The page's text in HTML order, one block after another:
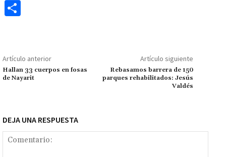
o
k
p
p
ge
r
m Li
n
k
p
ar
Artículo anterior
Hallan 33 cuerpos en fosas
de Nayarit
Artículo siguiente
Rebasamos barrera de 150
parques rehabilitados: Jesús
Valdés
DEJA UNA RESPUESTA